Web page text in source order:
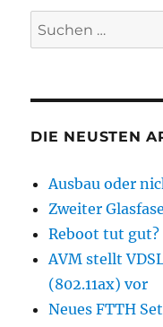
Suchen
nach:
DIE NEUSTEN
Ausbau oder
Zweiter
Reboot tut gut?
AVM stellt
(802.11ax) vor
Neues FTTH